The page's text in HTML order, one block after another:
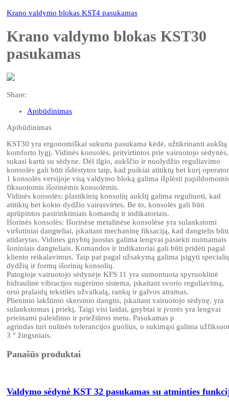
Krano valdymo blokas KST4 pasukamas
Krano valdymo blokas KST30
pasukamas
Share:
Apibūdinimas
Apibūdinimas
KST30 yra ergonomiškai sukurta pasukama kėdė, užtikrinanti aukštą
komforto lygį. Vidinės konsolės, pritvirtintos prie vairuotojo sėdynės,
sukasi kartu su sėdyne. Dėl ilgio, aukščio ir nuolydžio reguliavimo
konsolės gali būti išdėstytos taip, kad puikiai atitiktų bet kurį
1 konsolės versijoje visą valdymo bloką galima išplėsti
fiksuotomis išorinėmis konsolėmis.
Vidinės konsolės: plastikinių konsolių aukštį galima reguliuoti, kad
atitiktų bet kokio dydžio vairasvirtes. Be to, konsolės gali būti
aprūpintos pasirinktiniais komandų ir indikatoriais.
Išorinės konsolės: Išorinėse metalinėse konsolėse yra sulankstomi
viršutiniai dangteliai, įskaitant mechaninę fiksaciją, kad dangtelis
atidarytas. Vidines gnybtų juostas galima lengvai pasiekti nuimamais
šoniniais dangteliais. Komandos ir indikatoriai gali būti pridėti pagal
kliento reikalavimus. Taip pat pagal užsakymą galima įsigyti
dydžių ir formų išorinių konsolių.
Patogioje vairuotojo sėdynėje KFS 11 yra sumontuota spyruoklinė
hidraulinė vibracijos sugėrimo sistema, įskaitant svorio reguliavimą,
orui pralaidų tekstilės užvalkalą, rankų ir galvos atramas.
Plieninio lakštinio skersinio dangtis, įskaitant vairuotojo sėdynę, yra
sulankstomas į priekį. Taigi visi laidai, gnybtai ir įvorės yra lengvai
prieinami paleidimo ir priežiūros metu. Pasukamas p
agrindas turi nulinės tolerancijos guolius, o sukimąsi galima
3 ° žingsniais.
Panašūs produktai
Valdymo sėdynė KST 32 pasukamas su atminties